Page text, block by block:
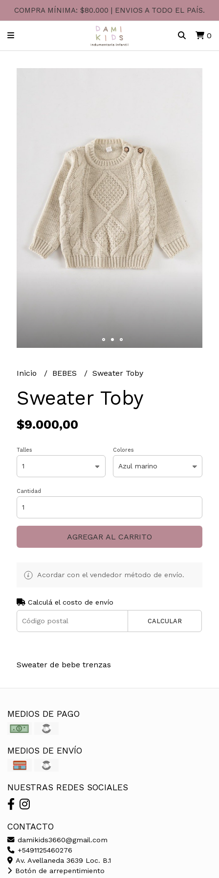
COMPRA MÍNIMA: $80.000 | ENVIOS A TODO EL PAÍS.
0
Inicio BEBES Sweater Toby
Sweater Toby
$9.000,00
Talles Colores
Cantidad
AGREGAR AL CARRITO
Acordar con el vendedor método de envío.
Calculá el costo de envío
CALCULAR
Sweater de bebe trenzas
MEDIOS DE PAGO
MEDIOS DE ENVÍO
NUESTRAS REDES SOCIALES
CONTACTO
damikids3660@gmail.com
+5491125460276
Av. Avellaneda 3639 Loc. B.1
Botón de arrepentimiento